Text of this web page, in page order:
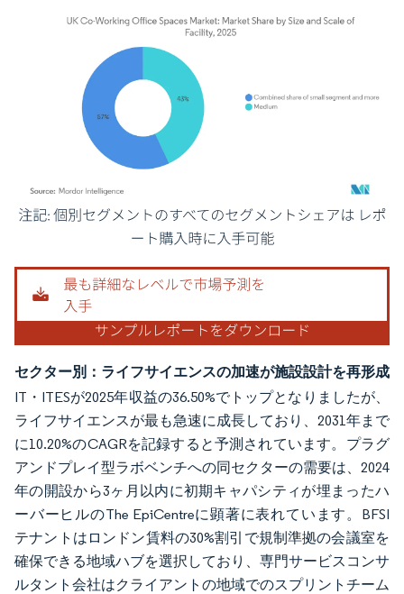
画像 © Mordor Intelligence。再利用にはCC BY 4.0の表示が必要です。
セクター別：ライフサイエンスの加速が施設設計を再形成
IT・ITESが2025年収益の36.50%でトップとなりましたが、
ライフサイエンスが最も急速に成長しており、2031年まで
に10.20%のCAGRを記録すると予測されています。プラグ
アンドプレイ型ラボベンチへの同セクターの需要は、2024
年の開設から3ヶ月以内に初期キャパシティが埋まったハ
ーバーヒルのThe EpiCentreに顕著に表れています。BFSI
テナントはロンドン賃料の30%割引で規制準拠の会議室を
確保できる地域ハブを選択しており、専門サービスコンサ
ルタント会社はクライアントの地域でのスプリントチーム